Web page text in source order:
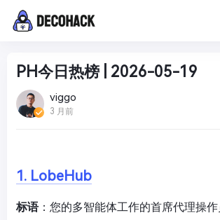
PH今日热榜 | 2026-05-19
viggo
3 月前
1. LobeHub
标语：您的多智能体工作的首席代理操作